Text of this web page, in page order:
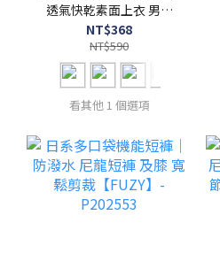
透氣快乾素面上衣 男女
適穿 S201719
NT$368
NT$590
看其他 1 個選項